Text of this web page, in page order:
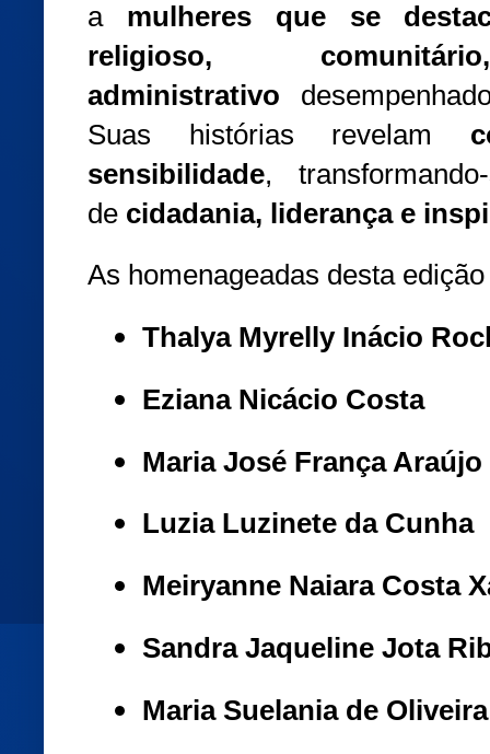
a mulheres que se
religioso,
administrativo
Suas histórias revelam
sensibilidade,
de cidadania, liderança e
As homenageadas desta
Thalya Myrelly Inácio
Eziana Nicácio Costa
Maria José França Araújo
Luzia Luzinete da Cunha
Meiryanne Naiara Costa
Sandra Jaqueline Jota
Maria Suelania de